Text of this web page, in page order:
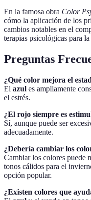
En la famosa obra Color
cómo la aplicación de los
cambios notables en el
terapias psicológicas para
Preguntas
¿Qué color mejora el
El azul es ampliamente
el estrés.
¿El rojo siempre es
Sí, aunque puede ser
adecuadamente.
¿Debería cambiar los
Cambiar los colores puede
tonos cálidos para el
opción popular.
¿Existen colores que